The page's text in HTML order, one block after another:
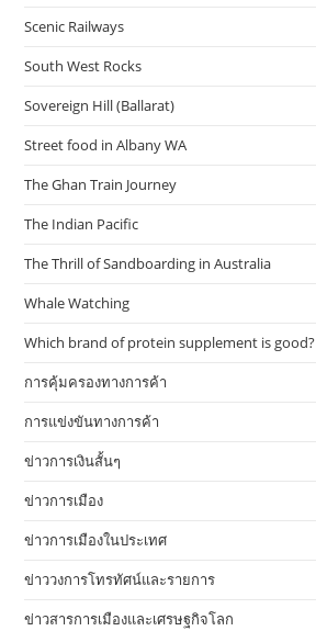
Scenic Railways
South West Rocks
Sovereign Hill (Ballarat)
Street food in Albany WA
The Ghan Train Journey
The Indian Pacific
The Thrill of Sandboarding in Australia
Whale Watching
Which brand of protein supplement is good?
การคุ้มครองทางการค้า
การแข่งขันทางการค้า
ข่าวการเงินสั้นๆ
ข่าวการเมือง
ข่าวการเมืองในประเทศ
ข่าววงการโทรทัศน์และรายการ
ข่าวสารการเมืองและเศรษฐกิจโลก